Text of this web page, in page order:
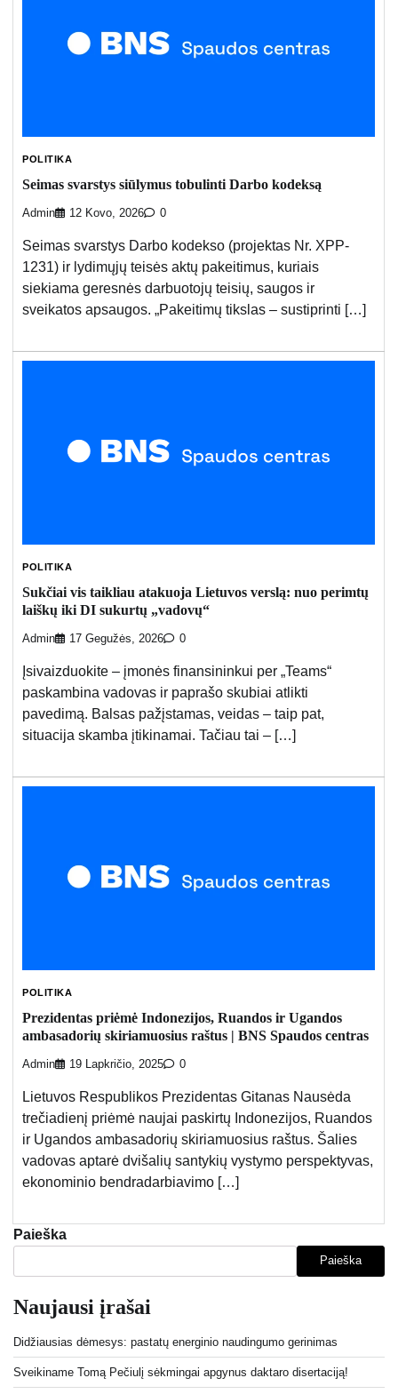
POLITIKA
Seimas svarstys siūlymus tobulinti Darbo kodeksą
Admin 12 Kovo, 2026 0
Seimas svarstys Darbo kodekso (projektas Nr. XPP-
1231) ir lydimųjų teisės aktų pakeitimus, kuriais
siekiama geresnės darbuotojų teisių, saugos ir
sveikatos apsaugos. „Pakeitimų tikslas – sustiprinti […]
POLITIKA
Sukčiai vis taikliau atakuoja Lietuvos verslą: nuo perimtų
laiškų iki DI sukurtų „vadovų“
Admin 17 Gegužės, 2026 0
Įsivaizduokite – įmonės finansininkui per „Teams“
paskambina vadovas ir paprašo skubiai atlikti
pavedimą. Balsas pažįstamas, veidas – taip pat,
situacija skamba įtikinamai. Tačiau tai – […]
POLITIKA
Prezidentas priėmė Indonezijos, Ruandos ir Ugandos
ambasadorių skiriamuosius raštus | BNS Spaudos centras
Admin 19 Lapkričio, 2025 0
Lietuvos Respublikos Prezidentas Gitanas Nausėda
trečiadienį priėmė naujai paskirtų Indonezijos, Ruandos
ir Ugandos ambasadorių skiriamuosius raštus. Šalies
vadovas aptarė dvišalių santykių vystymo perspektyvas,
ekonominio bendradarbiavimo […]
Paieška
Paieška
Naujausi įrašai
Didžiausias dėmesys: pastatų energinio naudingumo gerinimas
Sveikiname Tomą Pečiulį sėkmingai apgynus daktaro disertaciją!